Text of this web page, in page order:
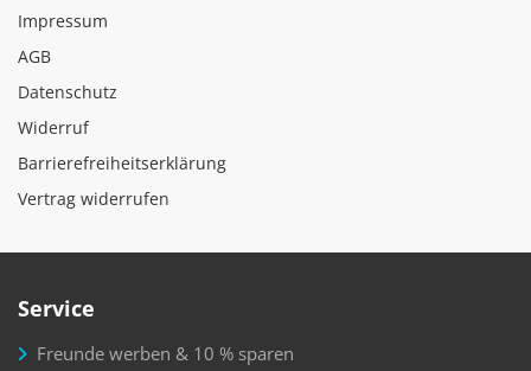
Impressum
AGB
Datenschutz
Widerruf
Barrierefreiheitserklärung
Vertrag widerrufen
Service
Freunde werben & 10 % sparen